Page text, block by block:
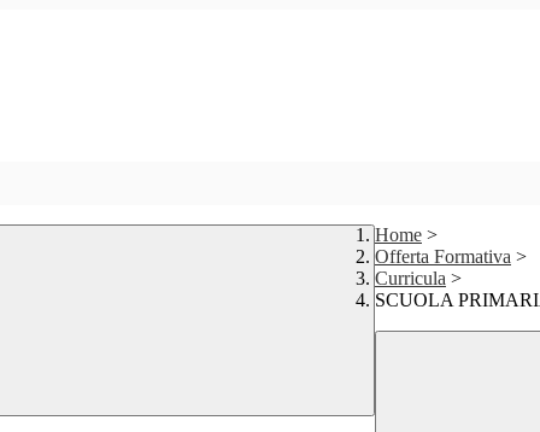
Home >
Offerta Formativa >
Curricula >
SCUOLA